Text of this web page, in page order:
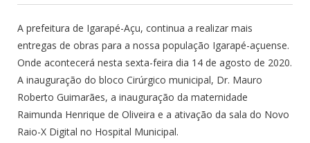
A prefeitura de Igarapé-Açu, continua a realizar mais
entregas de obras para a nossa população Igarapé-açuense.
Onde acontecerá nesta sexta-feira dia 14 de agosto de 2020.
A inauguração do bloco Cirúrgico municipal, Dr. Mauro
Roberto Guimarães, a inauguração da maternidade
Raimunda Henrique de Oliveira e a ativação da sala do Novo
Raio-X Digital no Hospital Municipal.